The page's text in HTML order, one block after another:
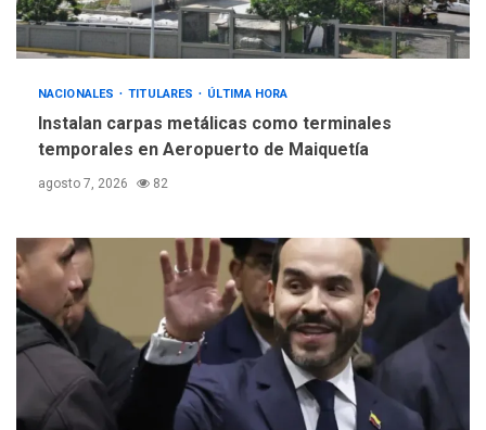
debate principios no
nucleares
NACIONALES TITULARES ÚLTIMA HORA
Instalan carpas metálicas como terminales
temporales en Aeropuerto de Maiquetía
agosto 7, 2026 82